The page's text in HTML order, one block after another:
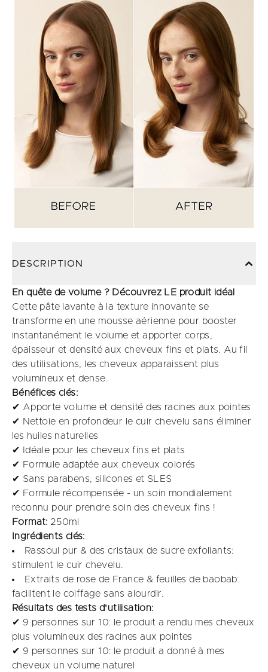
DESCRIPTION
En quête de volume ? Découvrez LE produit idéal
Cette pâte lavante à la texture innovante se
transforme en une mousse aérienne pour booster
instantanément le volume et apporter corps,
épaisseur et densité aux cheveux fins et plats. Au fil
des utilisations, les cheveux apparaissent plus
volumineux et dense.
Bénéfices clés:
✔ Apporte volume et densité des racines aux pointes
✔ Nettoie en profondeur le cuir chevelu sans éliminer
les huiles naturelles
✔ Idéale pour les cheveux fins et plats
✔ Formule adaptée aux cheveux colorés
✔ Sans parabens, silicones et SLES
✔ Formule récompensée - un soin mondialement
reconnu pour prendre soin des cheveux fins !
Format: 250ml
Ingrédients clés:
Rassoul pur & des cristaux de sucre exfoliants:
stimulent le cuir chevelu.
Extraits de rose de France & feuilles de baobab:
facilitent le coiffage sans alourdir.
Résultats des tests d'utilisation:
✔ 9 personnes sur 10: le produit a rendu mes cheveux
plus volumineux des racines aux pointes​
✔ 9 personnes sur 10: le produit a donné à mes
cheveux un volume naturel​